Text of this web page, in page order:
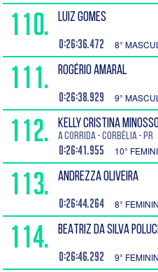
110. LUIZ GOMES
0:26:36.472 8°
111. ROGÉRIO AMARAL
0:26:38.929 9°
112. KELLY CRISTINA
A corrida - Corbélia - PR
0:26:41.955 10°
113. ANDREZZA OLIVEIRA
0:26:44.264 8°
114. BEATRIZ DA SILVA
0:26:46.292 9°